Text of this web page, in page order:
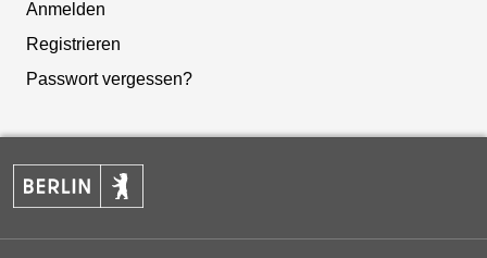
Anmelden
Registrieren
Passwort vergessen?